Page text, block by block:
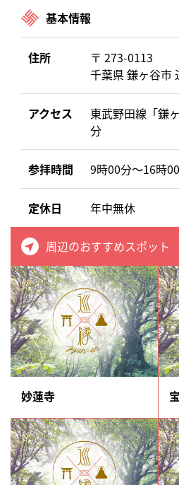
基本情報
住所
〒 273-0113
千葉県 鎌ヶ谷市
アクセス
東武野田線「鎌
分
参拝時間 9時00分～16時
定休日 年中無休
周辺のおすすめスポット
妙蓮寺